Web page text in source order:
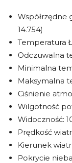
Współrzędne
14.754)
Temperatura
Odczuwalna
Minimalna
Maksymalna
Ciśnienie
Wilgotność
Widoczność:
Prędkość
Kierunek
Pokrycie